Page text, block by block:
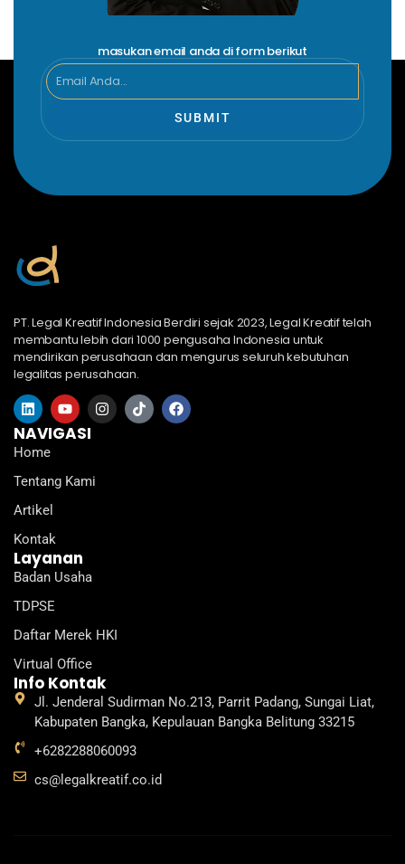
masukan email anda di form berikut
Email
SUBMIT
PT. Legal Kreatif Indonesia Berdiri sejak 2023, Legal Kreatif telah
membantu lebih dari 1000 pengusaha Indonesia untuk
mendirikan perusahaan dan mengurus seluruh kebutuhan
legalitas perusahaan.
L
i
n
k
e
i
n
Y
o
u
t
b
e
I
n
s
T
i
k
F
a
c
NAVIGASI
Home
Tentang Kami
Artikel
Kontak
Layanan
Badan Usaha
TDPSE
Daftar Merek HKI
Virtual Office
Info Kontak
Jl. Jenderal Sudirman No.213, Parrit Padang, Sungai Liat,
Kabupaten Bangka, Kepulauan Bangka Belitung 33215
+6282288060093
cs@legalkreatif.co.id